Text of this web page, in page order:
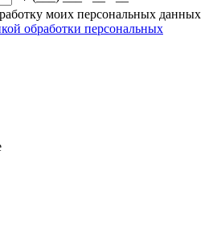
моих персональных данных
обработки персональных